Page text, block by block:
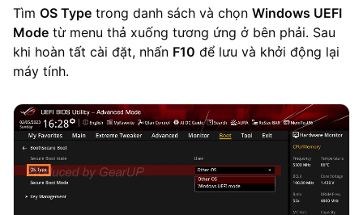
Tìm OS Type trong danh sách và chọn Windows UEFI
Mode từ menu thả xuống tương ứng ở bên phải. Sau
khi hoàn tất cài đặt, nhấn F10 để lưu và khởi động lại
máy tính.